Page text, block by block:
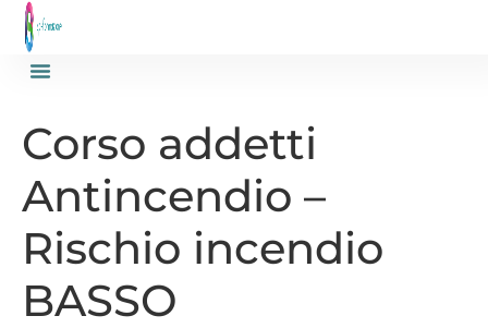
Corso addetti
Antincendio –
Rischio incendio
BASSO